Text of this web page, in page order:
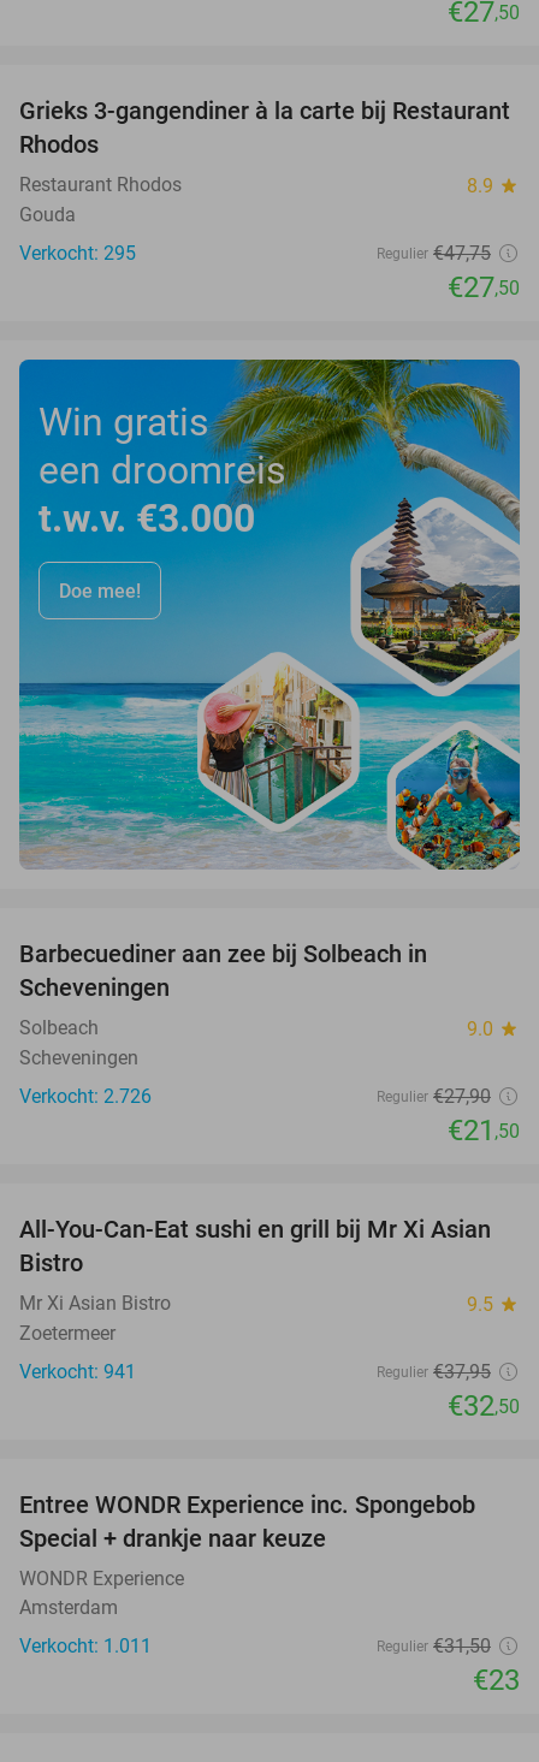
€27,50
42%
Grieks 3-gangendiner à la carte bij Restaurant
Rhodos
Restaurant Rhodos 8.9 star
Gouda
Verkocht: 295
Regulier €47,75
€27,50
Win gratis
een droomreis
t.w.v. €3.000
Doe mee!
Barbecuediner aan zee bij Solbeach in
Scheveningen
Solbeach 9.0 star
Scheveningen
Verkocht: 2.726
Regulier €27,90
€21 ,50
14%
All-You-Can-Eat sushi en grill bij Mr Xi Asian
Bistro
Mr Xi Asian Bistro 9.5 star
Zoetermeer
Verkocht: 941
Regulier €37,95
€32,50
27%
Entree WONDR Experience inc. Spongebob
Special + drankje naar keuze
WONDR Experience
Amsterdam
Verkocht: 1.011
Regulier €31,50
€23